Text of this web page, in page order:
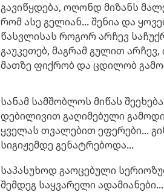
გავიწყდება, ოღონდ მიზანს
რომ ასე გელიან... შენია და
წასვლისას როგორ არჩევ
გაუკეთებ, მაგრამ გულით
მათზე ფიქრობ და ცდილობ
სანამ სამშობლოს მიწას
დებილივით გაღიმებული
ყველას თვალებით ეფერები...
სიგიჟემდე გენატრებოდა...
საპასუხოდ გაოცებული
შემდეგ საყვარელი